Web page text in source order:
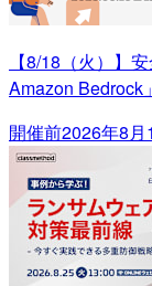
【8/18（火）】
Amazon Bedrock
開催前2026年8月